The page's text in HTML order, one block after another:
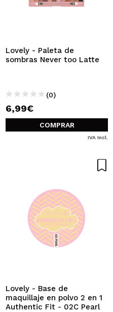
Lovely - Paleta de
sombras Never too Latte
(0)
6,99€
COMPRAR
IVA Incl.
Lovely - Base de
maquillaje en polvo 2 en 1
Authentic Fit - 02C Pearl